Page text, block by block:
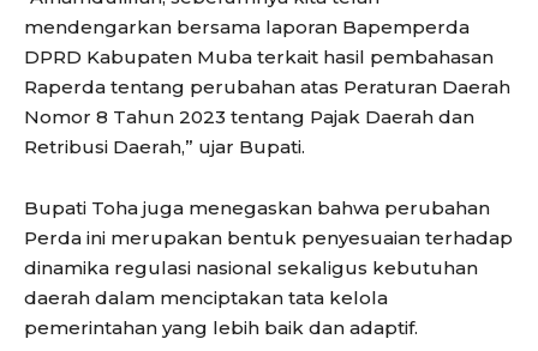
mendengarkan bersama laporan Bapemperda
DPRD Kabupaten Muba terkait hasil pembahasan
Raperda tentang perubahan atas Peraturan Daerah
Nomor 8 Tahun 2023 tentang Pajak Daerah dan
Retribusi Daerah,” ujar Bupati.
Bupati Toha juga menegaskan bahwa perubahan
Perda ini merupakan bentuk penyesuaian terhadap
dinamika regulasi nasional sekaligus kebutuhan
daerah dalam menciptakan tata kelola
pemerintahan yang lebih baik dan adaptif.